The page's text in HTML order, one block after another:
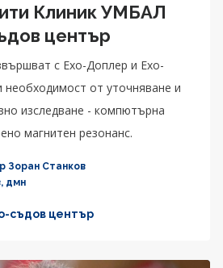
Клиник УМБАЛ
център
с Ехо-Доплер и Ехо-
необходимост от уточняване и
изследване - компютърна
магнитен резонанс.
Зоран Станков
дмн
съдов център